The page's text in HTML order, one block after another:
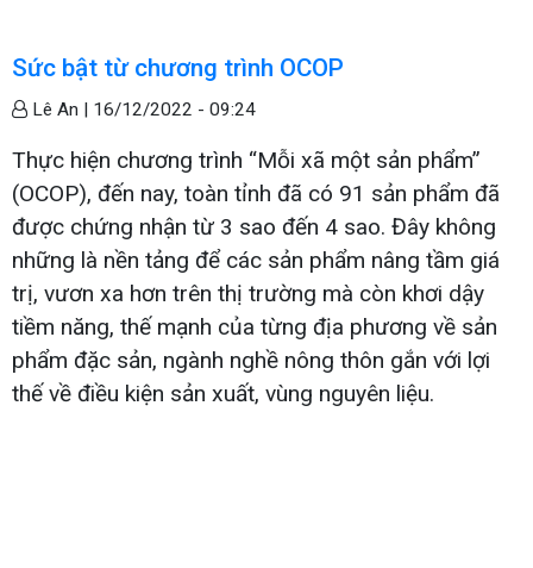
Sức bật từ chương trình OCOP
Lê An | 16/12/2022 - 09:24
Thực hiện chương trình “Mỗi xã một sản phẩm”
(OCOP), đến nay, toàn tỉnh đã có 91 sản phẩm đã
được chứng nhận từ 3 sao đến 4 sao. Đây không
những là nền tảng để các sản phẩm nâng tầm giá
trị, vươn xa hơn trên thị trường mà còn khơi dậy
tiềm năng, thế mạnh của từng địa phương về sản
phẩm đặc sản, ngành nghề nông thôn gắn với lợi
thế về điều kiện sản xuất, vùng nguyên liệu.